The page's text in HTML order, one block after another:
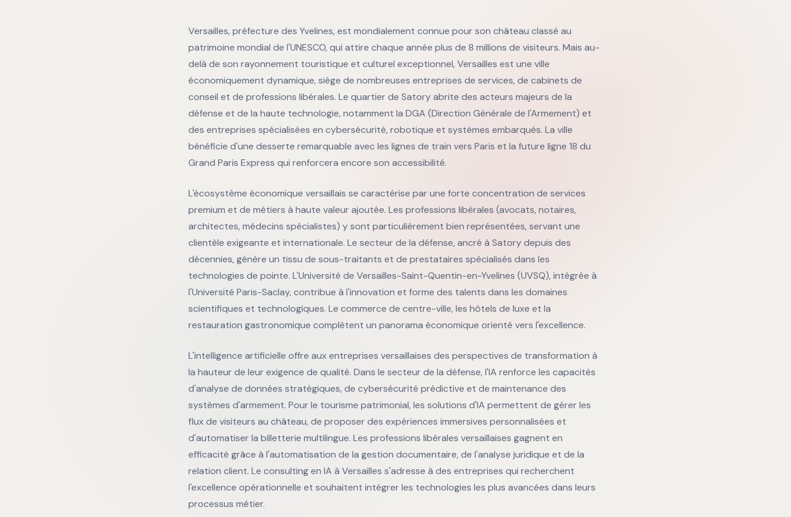
Versailles, préfecture des Yvelines, est mondialement connue pour son château classé au
patrimoine mondial de l'UNESCO, qui attire chaque année plus de 8 millions de visiteurs. Mais au-
delà de son rayonnement touristique et culturel exceptionnel, Versailles est une ville
économiquement dynamique, siège de nombreuses entreprises de services, de cabinets de
conseil et de professions libérales. Le quartier de Satory abrite des acteurs majeurs de la
défense et de la haute technologie, notamment la DGA (Direction Générale de l'Armement) et
des entreprises spécialisées en cybersécurité, robotique et systèmes embarqués. La ville
bénéficie d'une desserte remarquable avec les lignes de train vers Paris et la future ligne 18 du
Grand Paris Express qui renforcera encore son accessibilité.
L'écosystème économique versaillais se caractérise par une forte concentration de services
premium et de métiers à haute valeur ajoutée. Les professions libérales (avocats, notaires,
architectes, médecins spécialistes) y sont particulièrement bien représentées, servant une
clientèle exigeante et internationale. Le secteur de la défense, ancré à Satory depuis des
décennies, génère un tissu de sous-traitants et de prestataires spécialisés dans les
technologies de pointe. L'Université de Versailles-Saint-Quentin-en-Yvelines (UVSQ), intégrée à
l'Université Paris-Saclay, contribue à l'innovation et forme des talents dans les domaines
scientifiques et technologiques. Le commerce de centre-ville, les hôtels de luxe et la
restauration gastronomique complètent un panorama économique orienté vers l'excellence.
L'intelligence artificielle offre aux entreprises versaillaises des perspectives de transformation à
la hauteur de leur exigence de qualité. Dans le secteur de la défense, l'IA renforce les capacités
d'analyse de données stratégiques, de cybersécurité prédictive et de maintenance des
systèmes d'armement. Pour le tourisme patrimonial, les solutions d'IA permettent de gérer les
flux de visiteurs au château, de proposer des expériences immersives personnalisées et
d'automatiser la billetterie multilingue. Les professions libérales versaillaises gagnent en
efficacité grâce à l'automatisation de la gestion documentaire, de l'analyse juridique et de la
relation client. Le consulting en IA à Versailles s'adresse à des entreprises qui recherchent
l'excellence opérationnelle et souhaitent intégrer les technologies les plus avancées dans leurs
processus métier.